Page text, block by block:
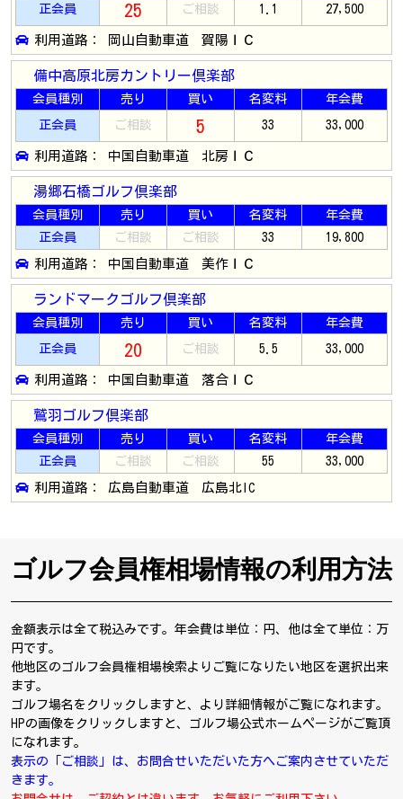
正会員 25 ご相談 1.1 27,500
利用道路： 岡山自動車道 賀陽ＩＣ
備中高原北房カントリー倶楽部
会員種別 売り 買い 名変料 年会費
正会員 ご相談 5 33 33,000
利用道路： 中国自動車道 北房ＩＣ
湯郷石橋ゴルフ倶楽部
会員種別 売り 買い 名変料
年会費
正会員
ご相談 ご相談 33 19,800
利用道路： 中国自動車道 美作ＩＣ
ランドマークゴルフ倶楽部
会員種別 売り 買い 名変料 年会費
正会員 20 ご相談 5.5 33,000
利用道路： 中国自動車道 落合ＩＣ
鷲羽ゴルフ倶楽部
会員種別 売り 買い 名変料
年会費
正会員
ご相談 ご相談 55 33,000
利用道路： 広島自動車道 広島北IC
ゴルフ会員権相場情報の利用方法
金額表示は全て税込みです。年会費は単位：円、他は全て単位：万
円です。
他地区のゴルフ会員権相場検索よりご覧になりたい地区を選択出来
ます。
ゴルフ場名をクリックしますと、より詳細情報がご覧になれます。
HPの画像をクリックしますと、ゴルフ場公式ホームページがご覧頂
になれます。
表示の「ご相談」は、お問合せいただいた方へご案内させていただ
きます。